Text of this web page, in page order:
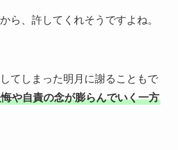
ら、許してくれそうですよね。
てしまった明月に謝ることもで
や自責の念が膨らんでいく一方